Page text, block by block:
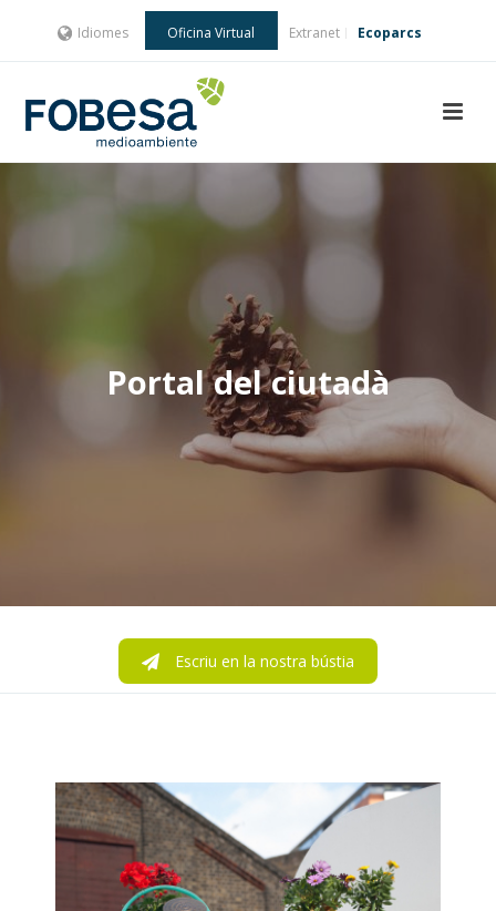
Idiomes Oficina Virtual Extranet Ecoparcs
Portal del ciutadà
Escriu en la nostra bústia